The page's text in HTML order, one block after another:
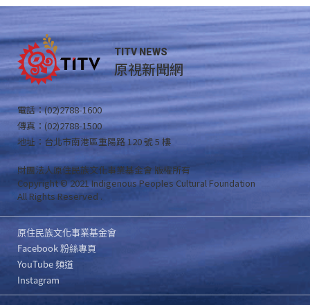
TITV NEWS
原視新聞網
電話：(02)2788-1600
傳真：(02)2788-1500
地址：台北市南港區重陽路 120 號 5 樓
財團法人原住民族文化事業基金會 版權所有
Copyright © 2021 Indigenous Peoples Cultural Foundation
All Rights Reserved .
原住民族文化事業基金會
Facebook 粉絲專頁
YouTube 頻道
Instagram